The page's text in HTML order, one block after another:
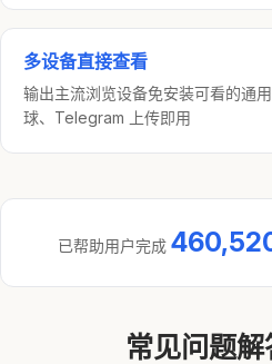
多设备直接查看
输出主流浏览设备免安装可看的通
球、Telegram 上传即用
已帮助用户完成
常见问题解